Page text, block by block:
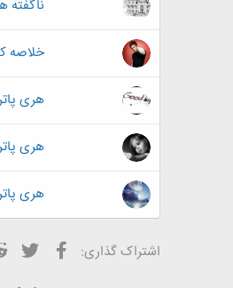
ناگفته
خلاصه
هری پاتر ۷ در راه است.... هری پاتری ها
هری
هری‌
اشتراک گذاری: فیسبوک